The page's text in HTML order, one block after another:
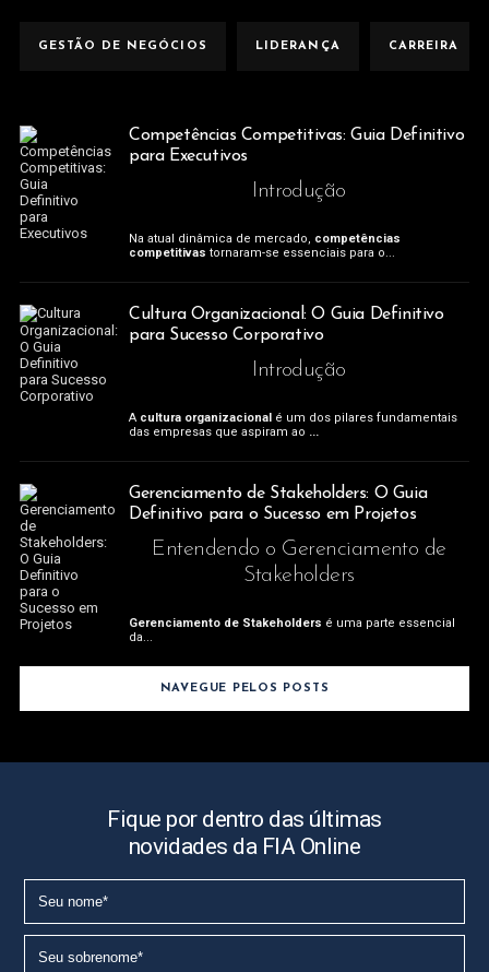
GESTÃO DE NEGÓCIOS LIDERANÇA CARREIRA
Competências Competitivas: Guia Definitivo
para Executivos
Introdução
Na atual dinâmica de mercado, competências
competitivas tornaram-se essenciais para o...
Cultura Organizacional: O Guia Definitivo
para Sucesso Corporativo
Introdução
A cultura organizacional é um dos pilares fundamentais
das empresas que aspiram ao ...
Gerenciamento de Stakeholders: O Guia
Definitivo para o Sucesso em Projetos
Entendendo o Gerenciamento de
Stakeholders
Gerenciamento de Stakeholders é uma parte essencial
da...
NAVEGUE PELOS POSTS
Fique por dentro das últimas
novidades da FIA Online